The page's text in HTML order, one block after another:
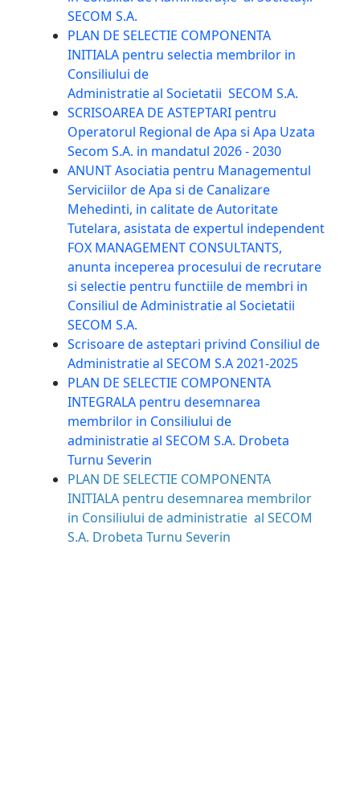
SECOM S.A.
PLAN DE SELECTIE COMPONENTA
INITIALA pentru selectia membrilor in
Consiliului de
Administratie al Societatii SECOM S.A.
SCRISOAREA DE ASTEPTARI pentru
Operatorul Regional de Apa si Apa Uzata
Secom S.A. in mandatul 2026 - 2030
ANUNT Asociatia pentru Managementul
Serviciilor de Apa si de Canalizare
Mehedinti, in calitate de Autoritate
Tutelara, asistata de expertul independent
FOX MANAGEMENT CONSULTANTS,
anunta inceperea procesului de recrutare
si selectie pentru functiile de membri in
Consiliul de Administratie al Societatii
SECOM S.A.
Scrisoare de asteptari privind Consiliul de
Administratie al SECOM S.A 2021-2025
PLAN DE SELECTIE COMPONENTA
INTEGRALA pentru desemnarea
membrilor in Consiliului de
administratie al SECOM S.A. Drobeta
Turnu Severin
PLAN DE SELECTIE COMPONENTA
INITIALA pentru desemnarea membrilor
in Consiliului de administratie al SECOM
S.A. Drobeta Turnu Severin